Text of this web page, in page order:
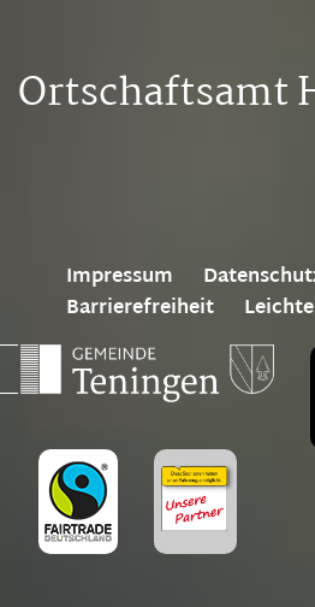
Ortschaftsamt
Impressum
Barrierefreiheit